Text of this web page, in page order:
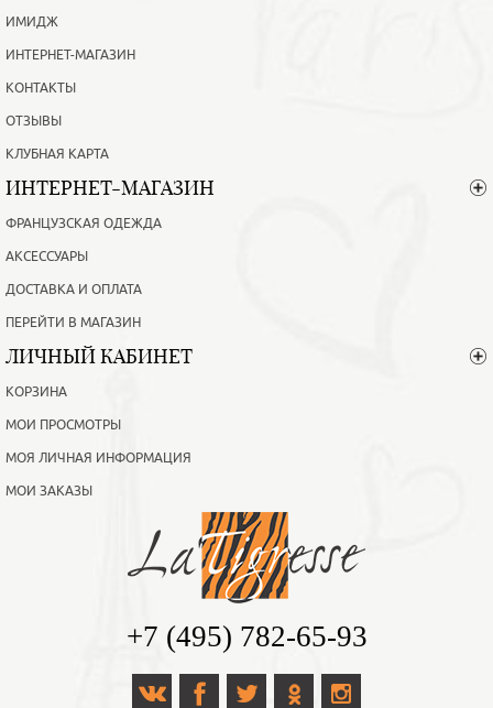
ИМИДЖ
ИНТЕРНЕТ-МАГАЗИН
КОНТАКТЫ
ОТЗЫВЫ
КЛУБНАЯ КАРТА
ИНТЕРНЕТ-МАГАЗИН
ФРАНЦУЗСКАЯ ОДЕЖДА
АКСЕССУАРЫ
ДОСТАВКА И ОПЛАТА
ПЕРЕЙТИ В МАГАЗИН
ЛИЧНЫЙ КАБИНЕТ
КОРЗИНА
МОИ ПРОСМОТРЫ
МОЯ ЛИЧНАЯ ИНФОРМАЦИЯ
МОИ ЗАКАЗЫ
+7 (495) 782-65-93